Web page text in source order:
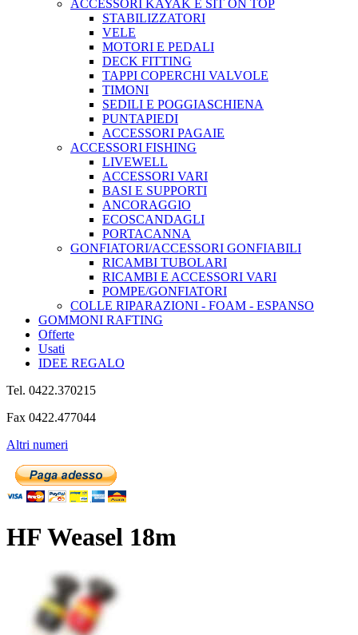
ACCESSORI KAYAK E SIT ON TOP
STABILIZZATORI
VELE
MOTORI E PEDALI
DECK FITTING
TAPPI COPERCHI VALVOLE
TIMONI
SEDILI E POGGIASCHIENA
PUNTAPIEDI
ACCESSORI PAGAIE
ACCESSORI FISHING
LIVEWELL
ACCESSORI VARI
BASI E SUPPORTI
ANCORAGGIO
ECOSCANDAGLI
PORTACANNA
GONFIATORI/ACCESSORI GONFIABILI
RICAMBI TUBOLARI
RICAMBI E ACCESSORI VARI
POMPE/GONFIATORI
COLLE RIPARAZIONI - FOAM - ESPANSO
GOMMONI RAFTING
Offerte
Usati
IDEE REGALO
Tel. 0422.370215
Fax 0422.477044
Altri numeri
HF Weasel 18m